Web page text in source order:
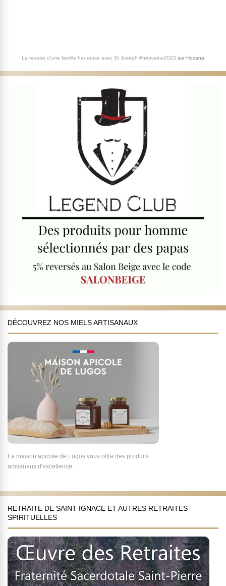
La recette d'une famille heureuse avec St Joseph #neuvaine2023 sur Hozana
DÉCOUVREZ NOS MIELS ARTISANAUX
La maison apicole de Lugos vous offre des produits
artisanaux d'excellence.
RETRAITE DE SAINT IGNACE ET AUTRES RETRAITES
SPIRITUELLES